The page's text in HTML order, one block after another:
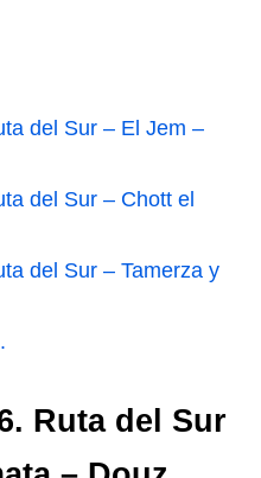
del Sur – El Jem –
del Sur – Chott el
del Sur – Tamerza y
Ruta del Sur